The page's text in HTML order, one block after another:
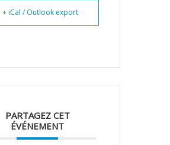
+ iCal / Outlook export
PARTAGEZ CET
ÉVÉNEMENT